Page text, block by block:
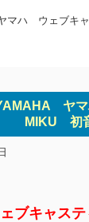
マハ ウェブキ
ヤ
MIKU 初
ブキャス